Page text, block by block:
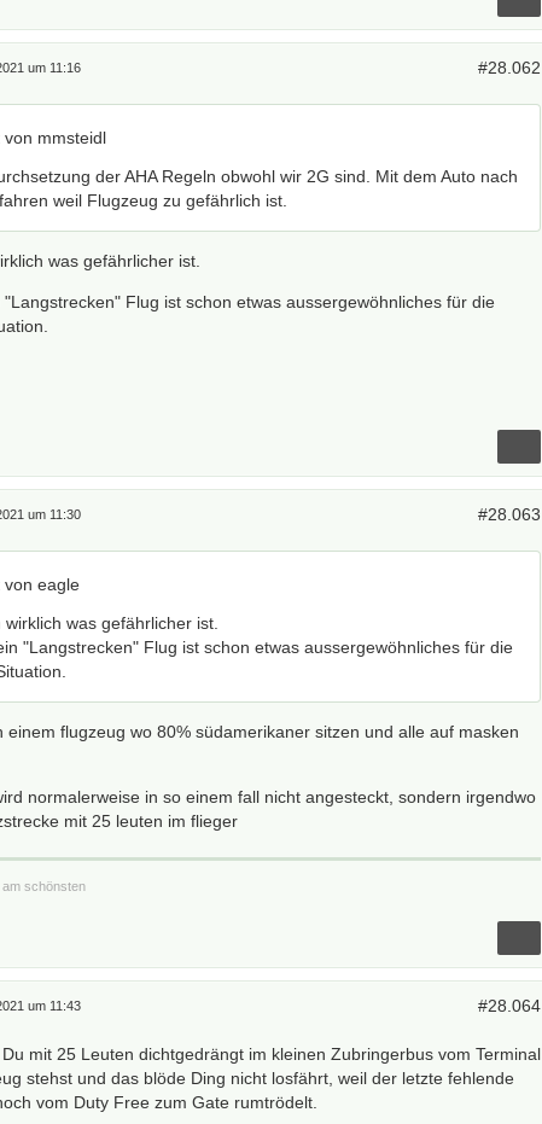
um 11:16 #28.062
von mmsteidl
der AHA Regeln obwohl wir 2G sind. Mit dem Auto nach
weil Flugzeug zu gefährlich ist.
was gefährlicher ist.
"Langstrecken" Flug ist schon etwas aussergewöhnliches für die
um 11:30 #28.063
von eagle
wirklich was gefährlicher ist.
"Langstrecken" Flug ist schon etwas aussergewöhnliches für die
einem flugzeug wo 80% südamerikaner sitzen und alle auf masken
normalerweise in so einem fall nicht angesteckt, sondern irgendwo
mit 25 leuten im flieger
schönsten
um 11:43 #28.064
mit 25 Leuten dichtgedrängt im kleinen Zubringerbus vom Terminal
stehst und das blöde Ding nicht losfährt, weil der letzte fehlende
vom Duty Free zum Gate rumtrödelt.